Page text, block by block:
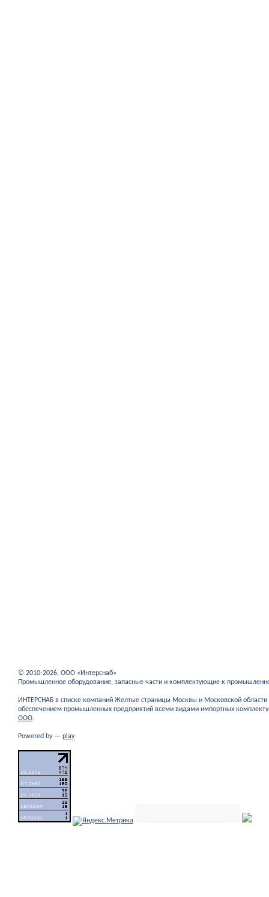
© 2010-2026, ООО «Интерснаб»
Промышленное оборудование, запасные части и комплектующие к
ИНТЕРСНАБ в списке компаний Желтые страницы Москвы и Московской
обеспечением промышленных предприятий всеми видами импортных
ООО.
Powered by — play